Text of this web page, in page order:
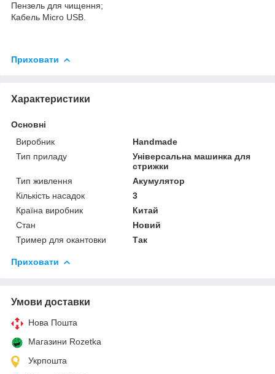
Пензель для чищення;
Кабель Micro USB.
Приховати
Характеристики
Основні
Виробник
Handmade
Тип приладу
Універсальна машинка для
стрижки
Тип живлення
Акумулятор
Кількість насадок
3
Країна виробник
Китай
Стан
Новий
Тример для окантовки
Так
Приховати
Умови доставки
Нова Пошта
Магазини Rozetka
Укрпошта